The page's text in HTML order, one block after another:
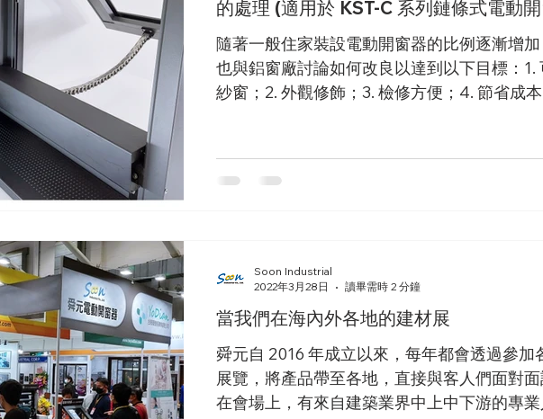
的處理 (適用於 KST-C 系列鏈條式電動
隨著一般住家裝設電動開窗器的比例逐漸增
也與鋁窗廠討論如何改良以達到以下目標：1.
紗窗；2. 外觀修飾；3. 檢修方便；4. 節省成本
當我們在海內外各地的建材展
舜元自 2016 年成立以來，每年都會透過參加
展覽，將產品帶至各地，直接與客人們面對面
在會場上，有來自建築業界中上中下游的專
Soon Industrial
2022年3月28日
讀畢需時 2 分鐘